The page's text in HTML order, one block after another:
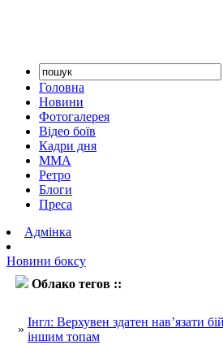
Головна
Новини
Фотогалерея
Відео боїв
Кадри дня
ММА
Ретро
Блоги
Преса
Адмінка
Новини боксу
Облако тегов ::
»
Інгл: Верхувен здатен нав’язати
іншим топам